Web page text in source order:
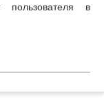
пользователя в